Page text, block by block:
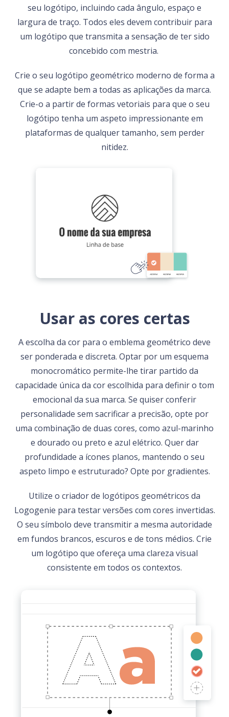
seu logótipo, incluindo cada ângulo, espaço e
largura de traço. Todos eles devem contribuir para
um logótipo que transmita a sensação de ter sido
concebido com mestria.
Crie o seu logótipo geométrico moderno de forma a
que se adapte bem a todas as aplicações da marca.
Crie-o a partir de formas vetoriais para que o seu
logótipo tenha um aspeto impressionante em
plataformas de qualquer tamanho, sem perder
nitidez.
Usar as cores certas
A escolha da cor para o emblema geométrico deve
ser ponderada e discreta. Optar por um esquema
monocromático permite-lhe tirar partido da
capacidade única da cor escolhida para definir o tom
emocional da sua marca. Se quiser conferir
personalidade sem sacrificar a precisão, opte por
uma combinação de duas cores, como azul-marinho
e dourado ou preto e azul elétrico. Quer dar
profundidade a ícones planos, mantendo o seu
aspeto limpo e estruturado? Opte por gradientes.
Utilize o criador de logótipos geométricos da
Logogenie para testar versões com cores invertidas.
O seu símbolo deve transmitir a mesma autoridade
em fundos brancos, escuros e de tons médios. Crie
um logótipo que ofereça uma clareza visual
consistente em todos os contextos.